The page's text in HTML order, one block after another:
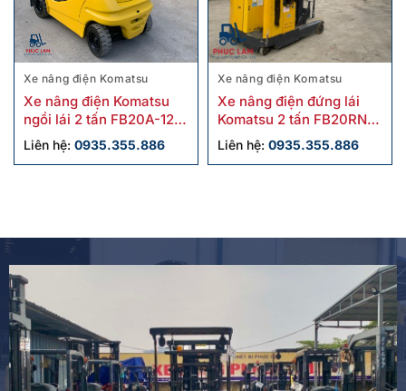
Xe nâng điện Komatsu
Xe nâng điện Komatsu
ngồi lái 2 tấn FB20A-12
cũ
Liên hệ: 0935.355.886
Xe nâng điện Komatsu
Xe nâng điện đứng lái
Komatsu 2 tấn FB20RN-4
cũ
Liên hệ: 0935.355.886